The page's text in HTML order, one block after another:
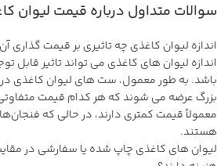
سوالات متداول درباره قیمت لیوان کاغذی
اندازه لیوان کاغذی چه تاثیری بر قیمت گذاری
اندازه لیوان های کاغذی می تواند تاثیر قابل
باشد. به طور معمول، ست های لیوان کاغذی
بزرگ عرضه می شوند که هر کدام قیمت
معمولاً قیمت کمتری دارند، در حالی که
هستند.
لیوان های کاغذی چاپ شده یا سفارشی در